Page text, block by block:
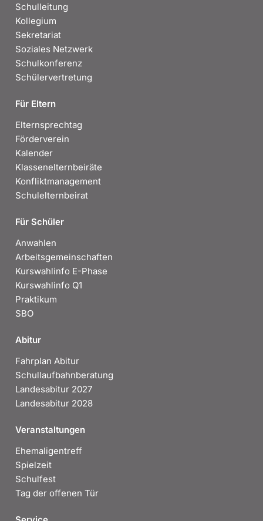
Schulleitung
Kollegium
Sekretariat
Soziales Netzwerk
Schulkonferenz
Schülervertretung
Für Eltern
Elternsprechtag
Förderverein
Kalender
Klassenelternbeiräte
Konfliktmanagement
Schulelternbeirat
Für Schüler
Anwahlen
Arbeitsgemeinschaften
Kurswahlinfo E-Phase
Kurswahlinfo Q1
Praktikum
SBO
Abitur
Fahrplan Abitur
Schullaufbahnberatung
Landesabitur 2027
Landesabitur 2028
Veranstaltungen
Ehemaligentreff
Spielzeit
Schulfest
Tag der offenen Tür